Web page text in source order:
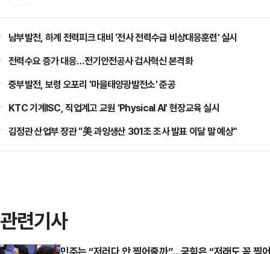
남부발전, 하계 전력피크 대비 '전사 전력수급 비상대응훈련' 실시
전력수요 증가 대응…전기안전공사 검사혁신 본격화
중부발전, 보령 오포리 '마을태양광발전소' 준공
KTC 기계ISC, 직업계고 교원 'Physical AI' 현장교육 실시
김정관 산업부 장관 "美 과잉생산 301조 조사 발표 이달 말 예상"
관련기사